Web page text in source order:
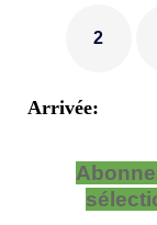
2
Arrivée: